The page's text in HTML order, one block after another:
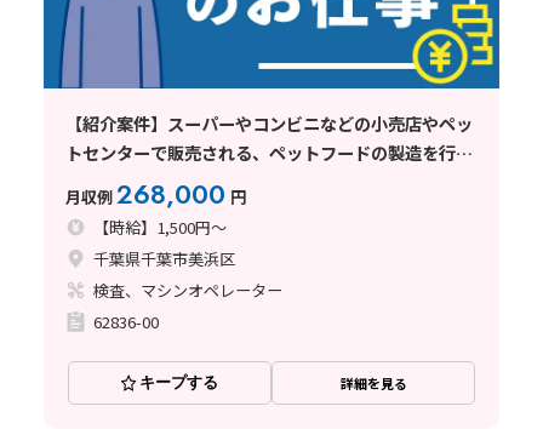
【紹介案件】スーパーやコンビニなどの小売店やペッ
トセンターで販売される、ペットフードの製造を行っ
ている企業でのお仕事
月収例268,000 円
【時給】1,500円～
千葉県千葉市美浜区
検査、マシンオペレーター
62836-00
キープする 詳細を見る